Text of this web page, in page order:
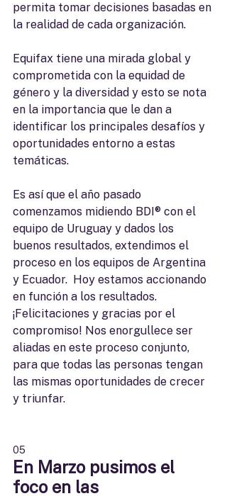
permita tomar decisiones basadas en
la realidad de cada organización.
Equifax tiene una mirada global y
comprometida con la equidad de
género y la diversidad y esto se nota
en la importancia que le dan a
identificar los principales desafíos y
oportunidades entorno a estas
temáticas.
Es así que el año pasado
comenzamos midiendo BDI® con el
equipo de Uruguay y dados los
buenos resultados, extendimos el
proceso en los equipos de Argentina
y Ecuador.  Hoy estamos accionando
en función a los resultados.
¡Felicitaciones y gracias por el
compromiso! Nos enorgullece ser
aliadas en este proceso conjunto,
para que todas las personas tengan
las mismas oportunidades de crecer
y triunfar.
05
En Marzo pusimos el
foco en las